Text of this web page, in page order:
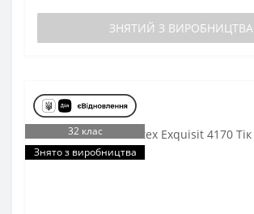
ЗНЯТИЙ З ВИРОБНИЦТВА
32 клас
Знято з виробництва